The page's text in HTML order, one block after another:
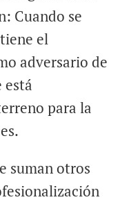
Cuando se
el
adversario de
está
para la
suman otros